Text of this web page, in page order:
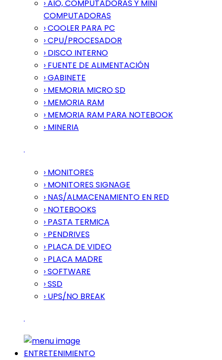
› AIO, COMPUTADORAS Y MINI
COMPUTADORAS
› COOLER PARA PC
› CPU/PROCESADOR
› DISCO INTERNO
› FUENTE DE ALIMENTACIÓN
› GABINETE
› MEMORIA MICRO SD
› MEMORIA RAM
› MEMORIA RAM PARA NOTEBOOK
› MINERIA
› MONITORES
› MONITORES SIGNAGE
› NAS/ALMACENAMIENTO EN RED
› NOTEBOOKS
› PASTA TERMICA
› PENDRIVES
› PLACA DE VIDEO
› PLACA MADRE
› SOFTWARE
› SSD
› UPS/NO BREAK
ENTRETENIMIENTO